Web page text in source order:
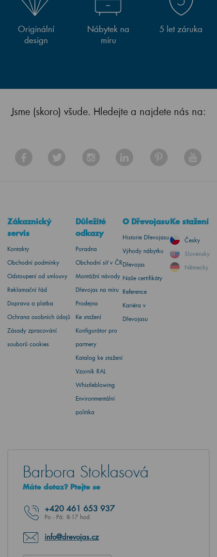
Originální
design
Nábytek na
míru
5 let záruka
Jsme (skoro) všude. Hledejte a najdete nás na:
Zákaznický
servis
Kontakty
Obchodní podmínky
Odstoupení od smlouvy
Reklamační řád
Doprava a platba
Ochrana osobních údajů
Zásady zpracování
souborů cookies
Důležité
odkazy
Poradna
Obchodní síť v ČR
Montážní návody
Dřevojas na míru
Prodejna
Ke stažení
Konfigurátor pro
partnery
Katalog ke stažení
Vzorník RAL
Whistleblowing
Environmentální
politika
O Dřevojasu
Historie Dřevojasu
Výhody nábytku
Dřevojas
Naše certifikáty
Reference
Kariéra v
Dřevojasu
Ke stažení
Česky
Slovensky
Německy
Barbora Stoklasová
Máte dotaz? Ptejte se
+420 461 653 937
Po - Pá: 8-17 hod.
info@drevojas.cz